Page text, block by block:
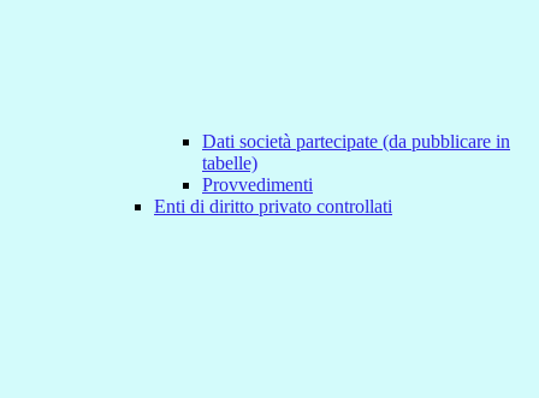
Dati società partecipate (da pubblicare in
tabelle)
Provvedimenti
Enti di diritto privato controllati